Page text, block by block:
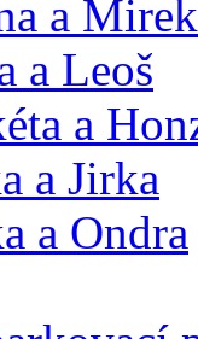
a Mirek
a Leoš
a
a Jirka
a Ondra